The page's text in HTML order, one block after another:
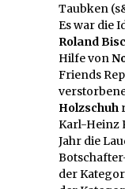
Taubken
Es war die
Roland
Hilfe von
Friends
Holzschuh
Karl-Heinz
Jahr die
der